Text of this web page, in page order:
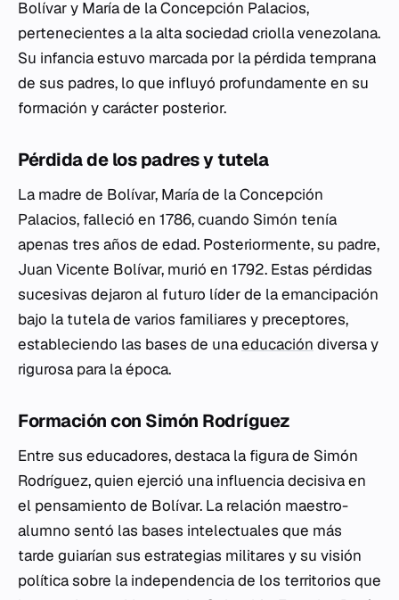
Bolívar y María de la Concepción Palacios,
pertenecientes a la alta sociedad criolla venezolana.
Su infancia estuvo marcada por la pérdida temprana
de sus padres, lo que influyó profundamente en su
formación y carácter posterior.
Pérdida de los padres y tutela
La madre de Bolívar, María de la Concepción
Palacios, falleció en 1786, cuando Simón tenía
apenas tres años de edad. Posteriormente, su padre,
Juan Vicente Bolívar, murió en 1792. Estas pérdidas
sucesivas dejaron al futuro líder de la emancipación
bajo la tutela de varios familiares y preceptores,
estableciendo las bases de unaeducación diversa y
rigurosa para la época.
Formación con Simón Rodríguez
Entre sus educadores, destaca la figura de Simón
Rodríguez, quien ejerció una influencia decisiva en
el pensamiento de Bolívar. La relación maestro-
alumno sentó las bases intelectuales que más
tarde guiarían sus estrategias militares y su visión
política sobre la independencia de los territorios que